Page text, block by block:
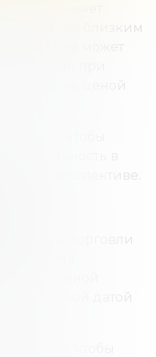
заменяет
с более близким
трейдер может
«колл при
с той же ценой
чтобы
в
перспективе.
торговли
Эта
опционной
датой
требует, чтобы